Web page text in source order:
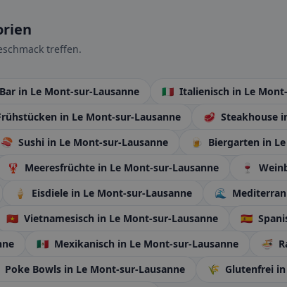
treffen.
Bar in Le Mont-sur-Lausanne 🇮🇹 Italienisch in Le
in Le Mont-sur-Lausanne 🥩 Steakhouse
🍣 Sushi in Le Mont-sur-Lausanne 🍺 Biergarten in
🦞 Meeresfrüchte in Le Mont-sur-Lausanne 🍷
🍦 Eisdiele in Le Mont-sur-Lausanne 🌊 Mediterran
🇻🇳 Vietnamesisch in Le Mont-sur-Lausanne 🇪🇸
🇲🇽 Mexikanisch in Le Mont-sur-Lausanne 🍜
Poke Bowls in Le Mont-sur-Lausanne 🌾 Glutenfrei